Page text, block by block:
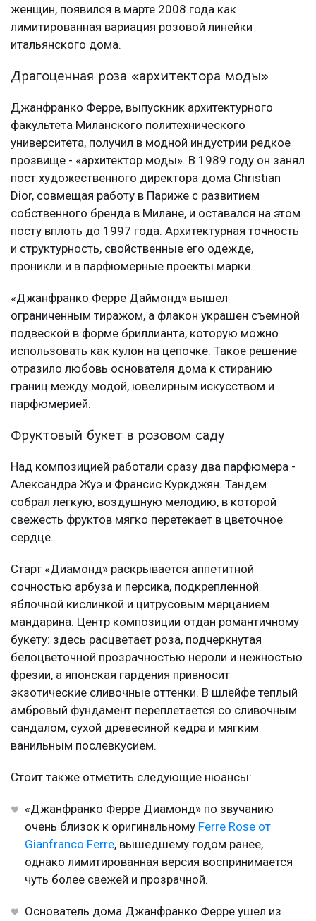
женщин, появился в марте 2008 года как
лимитированная вариация розовой линейки
итальянского дома.
Драгоценная роза «архитектора моды»
Джанфранко Ферре, выпускник архитектурного
факультета Миланского политехнического
университета, получил в модной индустрии редкое
прозвище - «архитектор моды». В 1989 году он занял
пост художественного директора дома Christian
Dior, совмещая работу в Париже с развитием
собственного бренда в Милане, и оставался на этом
посту вплоть до 1997 года. Архитектурная точность
и структурность, свойственные его одежде,
проникли и в парфюмерные проекты марки.
«Джанфранко Ферре Даймонд» вышел
ограниченным тиражом, а флакон украшен съемной
подвеской в форме бриллианта, которую можно
использовать как кулон на цепочке. Такое решение
отразило любовь основателя дома к стиранию
границ между модой, ювелирным искусством и
парфюмерией.
Фруктовый букет в розовом саду
Над композицией работали сразу два парфюмера -
Александра Жуэ и Франсис Куркджян. Тандем
собрал легкую, воздушную мелодию, в которой
свежесть фруктов мягко перетекает в цветочное
сердце.
Старт «Диамонд» раскрывается аппетитной
сочностью арбуза и персика, подкрепленной
яблочной кислинкой и цитрусовым мерцанием
мандарина. Центр композиции отдан романтичному
букету: здесь расцветает роза, подчеркнутая
белоцветочной прозрачностью нероли и нежностью
фрезии, а японская гардения привносит
экзотические сливочные оттенки. В шлейфе теплый
амбровый фундамент переплетается со сливочным
сандалом, сухой древесиной кедра и мягким
ванильным послевкусием.
Стоит также отметить следующие нюансы:
«Джанфранко Ферре Диамонд» по звучанию
очень близок к оригинальному Ferre Rose от
Gianfranco Ferre, вышедшему годом ранее,
однако лимитированная версия воспринимается
чуть более свежей и прозрачной.
Основатель дома Джанфранко Ферре ушел из